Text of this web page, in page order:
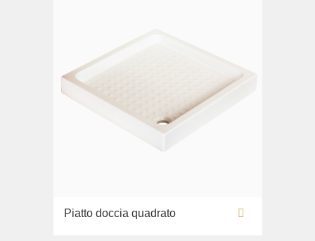
Piatto doccia quadrato